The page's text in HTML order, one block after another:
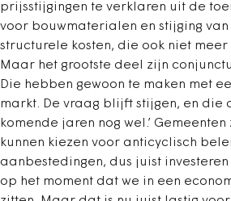
prijsstijgingen te verklaren uit de
voor bouwmaterialen en stijging van
structurele kosten, die ook niet
Maar het grootste deel zijn
Die hebben gewoon te maken met
markt. De vraag blijft stijgen, en die
komende jaren nog wel.’
kunnen kiezen voor anticyclisch
aanbestedingen, dus juist
op het moment dat we in een